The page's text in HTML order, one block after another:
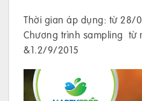
Thời gian áp dụng: từ 28/
Chương trình sampling từ
&1.2/9/2015